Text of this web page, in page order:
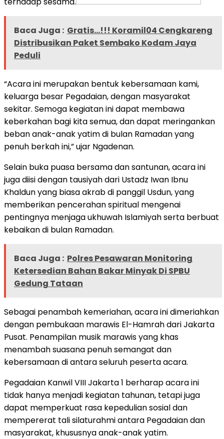
Baca Juga : Gratis…!!! Koramil04 Cengkareng
Distribusikan Paket Sembako Kodam Jaya
Peduli
“Acara ini merupakan bentuk kebersamaan kami,
keluarga besar Pegadaian, dengan masyarakat
sekitar. Semoga kegiatan ini dapat membawa
keberkahan bagi kita semua, dan dapat meringankan
beban anak-anak yatim di bulan Ramadan yang
penuh berkah ini,” ujar Ngadenan.
Selain buka puasa bersama dan santunan, acara ini
juga diisi dengan tausiyah dari Ustadz Iwan Ibnu
Khaldun yang biasa akrab di panggil Usdun, yang
memberikan pencerahan spiritual mengenai
pentingnya menjaga ukhuwah Islamiyah serta berbuat
kebaikan di bulan Ramadan.
Baca Juga : Polres Pesawaran Monitoring
Ketersedian Bahan Bakar Minyak Di SPBU
Gedung Tataan
Sebagai penambah kemeriahan, acara ini dimeriahkan
dengan pembukaan marawis El-Hamrah dari Jakarta
Pusat. Penampilan musik marawis yang khas
menambah suasana penuh semangat dan
kebersamaan di antara seluruh peserta acara.
Pegadaian Kanwil VIII Jakarta 1 berharap acara ini
tidak hanya menjadi kegiatan tahunan, tetapi juga
dapat memperkuat rasa kepedulian sosial dan
mempererat tali silaturahmi antara Pegadaian dan
masyarakat, khususnya anak-anak yatim.